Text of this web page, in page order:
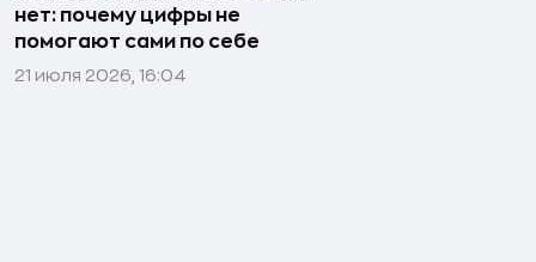
нет: почему цифры не
помогают сами по себе
21 июля 2026, 16:04